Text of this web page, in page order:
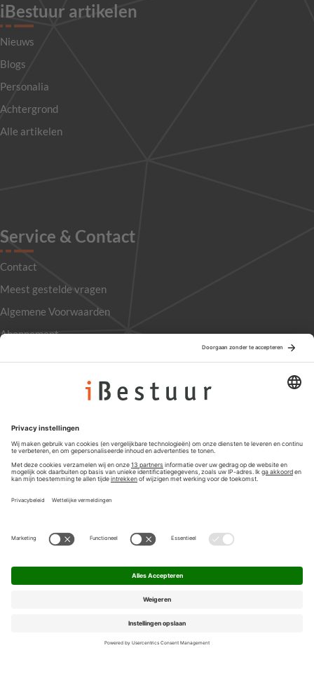
iBestuur artikelen
Nieuws
Blogs
Personalia
Achtergrond
Alle artikelen
Service & Contact
Contact
Meest gestelde vragen
Algemene Voorwaarden
Abonnement
Privacyinstellingen